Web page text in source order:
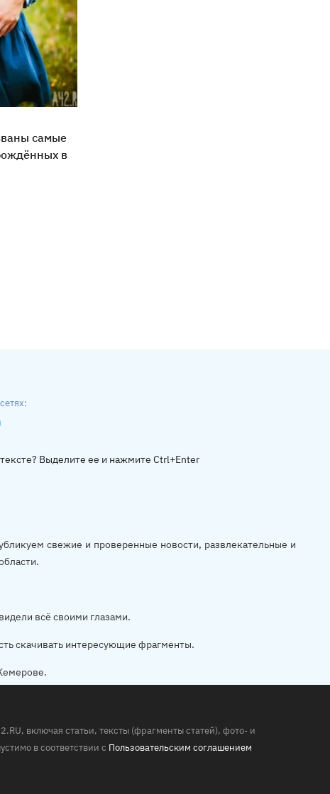
самые
в
Выделите ее и нажмите Ctrl+Enter
свежие и проверенные новости, развлекательные и
всё своими глазами.
скачивать интересующие фрагменты.
включая статьи, тексты (фрагменты статей), фото- и
в соответствии с Пользовательским соглашением